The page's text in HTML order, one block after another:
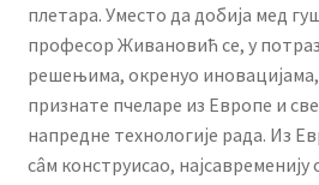
плетара. Уместо да добија мед
професор Живановић се, у
решењима, окренуо иновацијама,
признате пчеларе из Европе и
напредне технологије рада. Из
сâм конструисао, најсавременију